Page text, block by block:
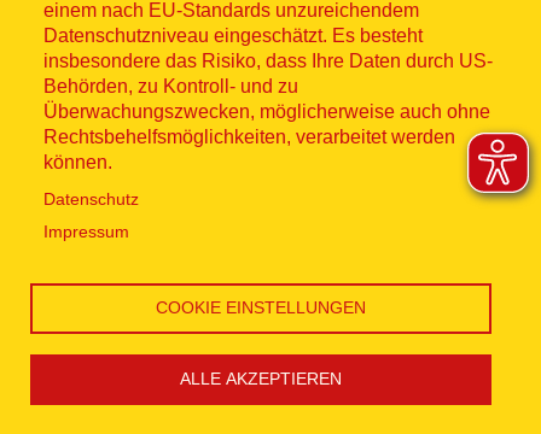
einem nach EU-Standards unzureichendem
Datenschutzniveau eingeschätzt. Es besteht
insbesondere das Risiko, dass Ihre Daten durch US-
Behörden, zu Kontroll- und zu
Überwachungszwecken, möglicherweise auch ohne
Rechtsbehelfsmöglichkeiten, verarbeitet werden
können.
Datenschutz
Impressum
COOKIE EINSTELLUNGEN
ALLE AKZEPTIEREN
Kontakt
Hinweisgebersystem
Lieferkette
Social Media